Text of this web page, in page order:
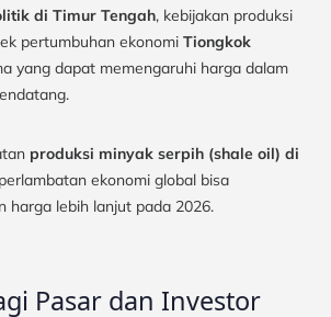
di Timur Tengah, kebijakan produksi
pertumbuhan ekonomi Tiongkok
yang dapat memengaruhi harga dalam
produksi minyak serpih (shale oil) di
ekonomi global bisa
harga lebih lanjut pada 2026.
Pasar dan Investor